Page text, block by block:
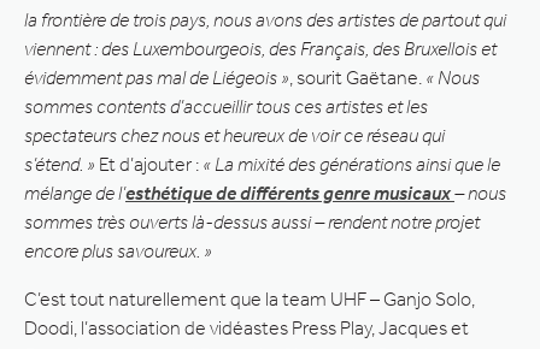
la frontière de trois pays, nous avons des artistes de partout qui
viennent : des Luxembourgeois, des Français, des Bruxellois et
évidemment pas mal de Liégeois » , sourit Gaëtane. « Nous
sommes contents d’accueillir tous ces artistes et les
spectateurs chez nous et heureux de voir ce réseau qui
s’étend. » Et d’ajouter : « La mixité des générations ainsi que le
mélange de l’esthétique de différents genre musicaux– nous
sommes très ouverts là-dessus aussi – rendent notre projet
encore plus savoureux. »
C’est tout naturellement que la team UHF – Ganjo Solo,
Doodi, l’association de vidéastes Press Play, Jacques et